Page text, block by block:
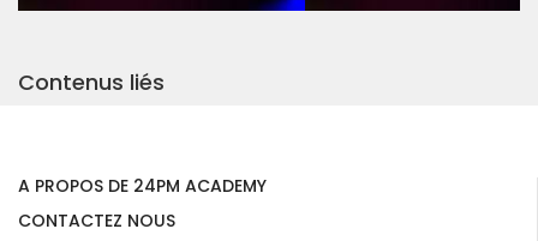
Contenus liés
A PROPOS DE 24PM ACADEMY
CONTACTEZ NOUS